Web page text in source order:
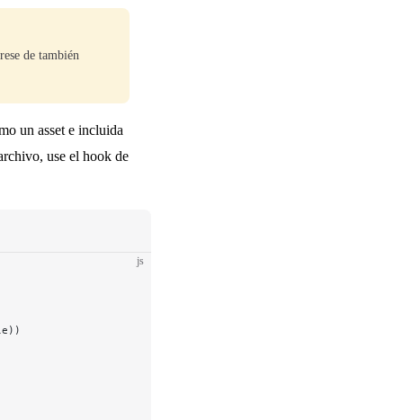
de también
un asset e incluida
use el hook de
js